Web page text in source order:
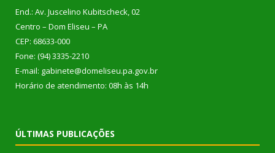
End.: Av. Juscelino Kubitscheck, 02
Centro – Dom Eliseu – PA
CEP: 68633-000
Fone: (94) 3335-2210
E-mail: gabinete@domeliseu.pa.gov.br
Horário de atendimento: 08h às 14h
ÚLTIMAS PUBLICAÇÕES